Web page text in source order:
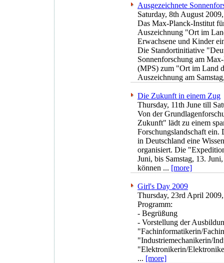
Ausgezeichnete
Saturday, 8th August
Das Max-Planck-Institut
Auszeichnung "Ort im
Erwachsene und Kinder
Die Standortinitiative
Sonnenforschung am
(MPS) zum "Ort im Land
Auszeichnung am
Die Zukunft in einem Zug
Thursday, 11th June till
Von der
Zukunft" lädt zu einem
Forschungslandschaft ein.
in Deutschland eine
organisiert. Die
Juni, bis Samstag, 13.
können ... [more]
Girl's Day 2009
Thursday, 23rd April
Programm:
- Begrüßung
- Vorstellung der
"Fachinformatikerin/
"Industriemechanikerin/
"Elektronikerin/
... [more]